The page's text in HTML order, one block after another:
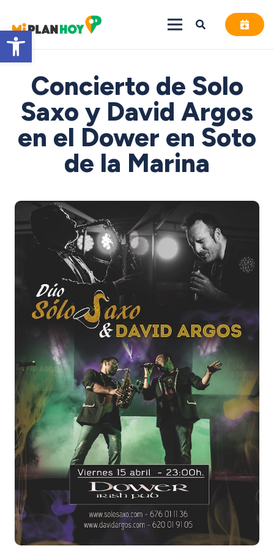
Abrir barra de herramientas
Concierto de Solo
Saxo y David Argos
en el Dower en Soto
de la Marina